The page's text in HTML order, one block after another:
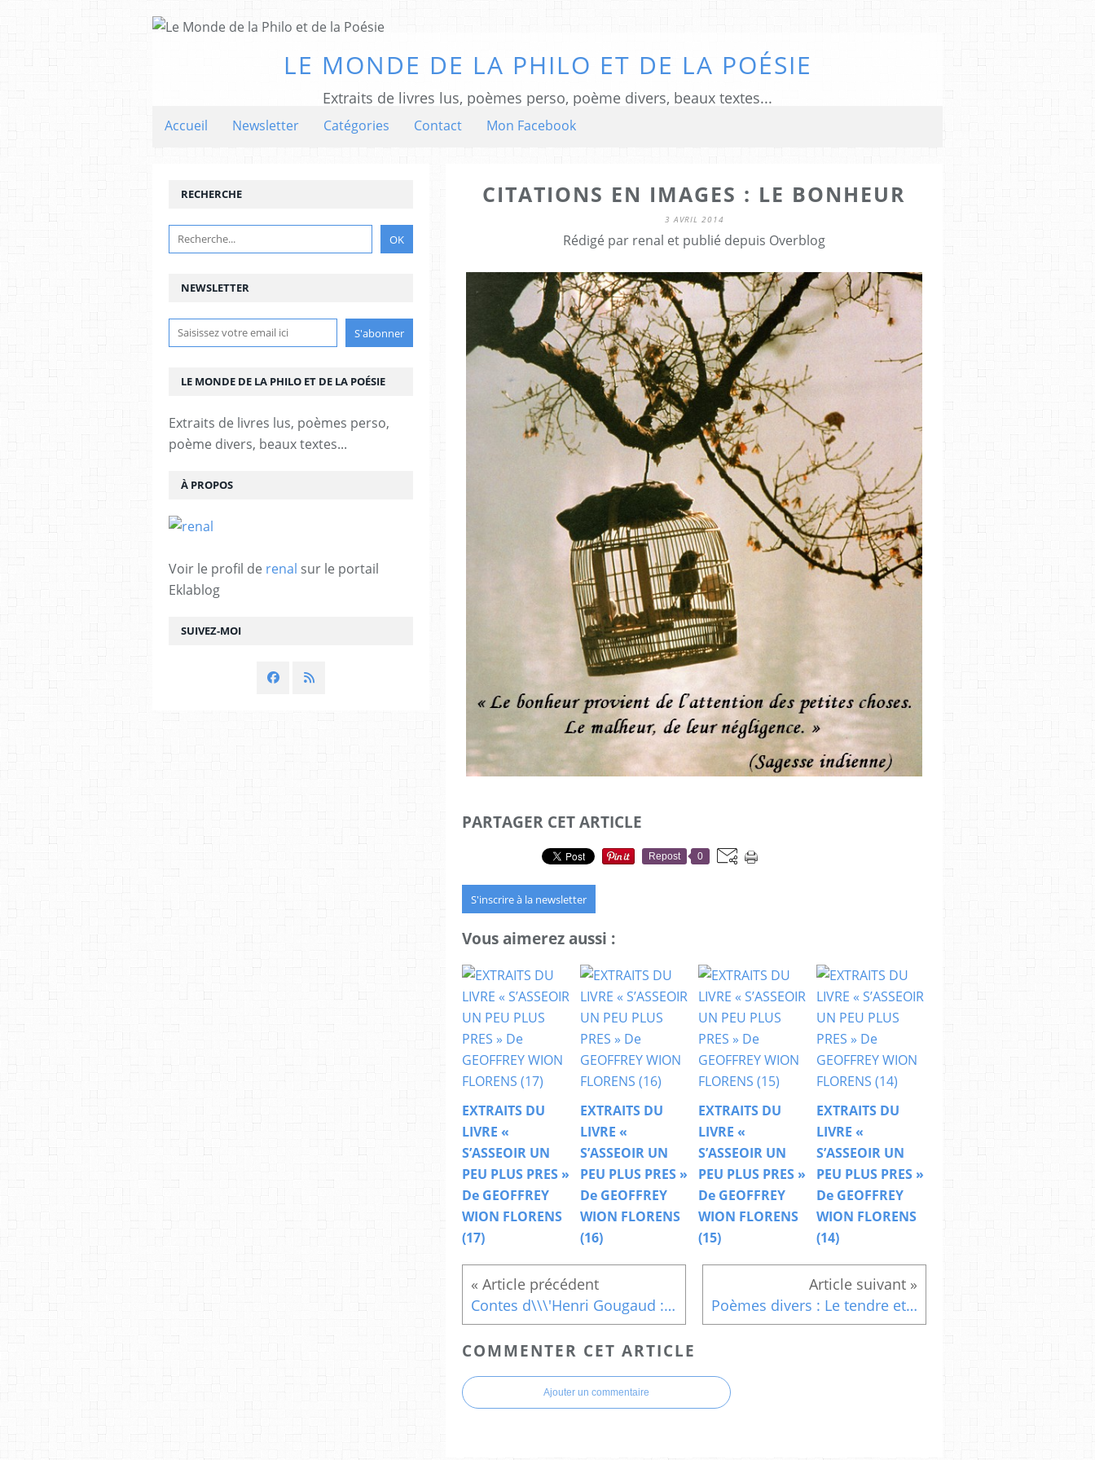
LE MONDE DE LA PHILO ET DE LA POÉSIE
Extraits de livres lus, poèmes perso, poème divers, beaux textes...
Accueil Newsletter Catégories Contact Mon Facebook
CITATIONS EN IMAGES : LE BONHEUR
3 AVRIL 2014
Rédigé par renal et publié depuis Overblog
PARTAGER CET ARTICLE
Repost 0
S'inscrire à la newsletter
Vous aimerez aussi :
EXTRAITS DU
LIVRE «
S’ASSEOIR UN
PEU PLUS PRES »
De GEOFFREY
WION FLORENS
(17)
EXTRAITS DU
LIVRE «
S’ASSEOIR UN
PEU PLUS PRES »
De GEOFFREY
WION FLORENS
(16)
EXTRAITS DU
LIVRE «
S’ASSEOIR UN
PEU PLUS PRES »
De GEOFFREY
WION FLORENS
(15)
EXTRAITS DU
LIVRE «
S’ASSEOIR UN
PEU PLUS PRES »
De GEOFFREY
WION FLORENS
(14)
Contes d\\\'Henri Gougaud : Le Kyudo ou la voie de l\\\'arc Poèmes divers : Le tendre et dangereux visage de l\'amour
COMMENTER CET ARTICLE
Ajouter un commentaire
NEWSLETTER
SUIVEZ-MOI
RECHERCHE
LE MONDE DE LA PHILO ET DE LA POÉSIE
Extraits de livres lus, poèmes perso,
poème divers, beaux textes...
À PROPOS
Voir le profil de renal sur le portail
Eklablog